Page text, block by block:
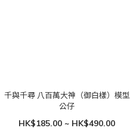
千與千尋 八百萬大神（御白樣）模型
公仔
HK$185.00 ~ HK$490.00